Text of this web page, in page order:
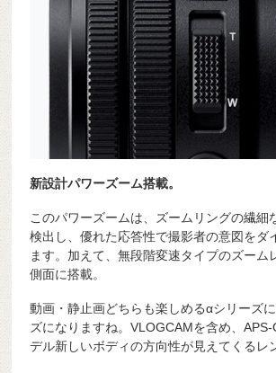
新設計パワーズーム搭載。
このパワーズームは、ズームリングの繊細
検出し、優れた応答性で撮影者の意図をダ
ます。加えて、無段階変速タイプのズーム
側面に搭載。
動画・静止画どちらも楽しめるαシリーズ
ズになりますね。VLOGCAMを含め、
デル新しいボディの方向性が見えてくるレ